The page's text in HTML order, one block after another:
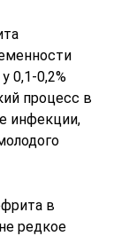
0,1-0,2%
процесс в
инфекции,
в
редкое